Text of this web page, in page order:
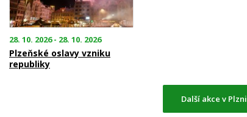
28. 10. 2026 - 28. 10. 2026
Plzeňské oslavy vzniku
republiky
Další akce v Plzni